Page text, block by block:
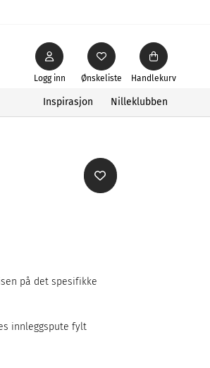
Ønskeliste
Logg inn Handlekurv
Inspirasjon Nilleklubben
på det spesifikke
innleggspute fylt